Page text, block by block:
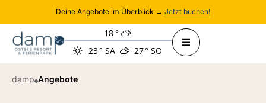
Deine Angebote im Überblick → Jetzt buchen!
18°
23° SA 27° SO
damp Angebote